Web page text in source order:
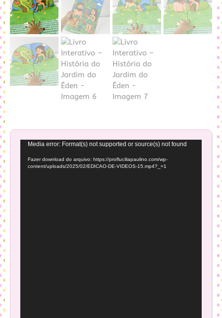
Tocador
de
vídeo
Media error: Format(s) not supported or source(s) not found
Fazer download do arquivo: https://profluciliapaulino.com/wp-
content/uploads/2025/02/EDICAO-DE-VIDEOS-15.mp4?_=1